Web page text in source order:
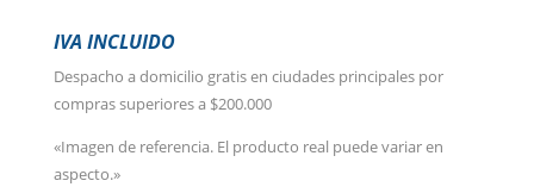
IVA INCLUIDO
Despacho a domicilio gratis en ciudades principales por
compras superiores a $200.000
«Imagen de referencia. El producto real puede variar en
aspecto.»